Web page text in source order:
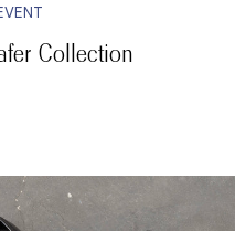
Collection